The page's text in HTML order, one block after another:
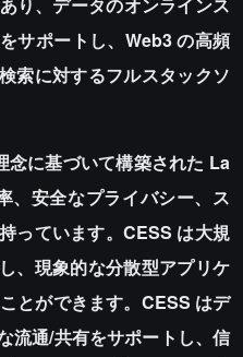
サポートし、Web3 の高頻
索に対するフルスタックソ
に基づいて構築された La
、安全なプライバシー、ス
っています。CESS は大規
、現象的な分散型アプリケ
とができます。CESS はデ
流通/共有をサポートし、信